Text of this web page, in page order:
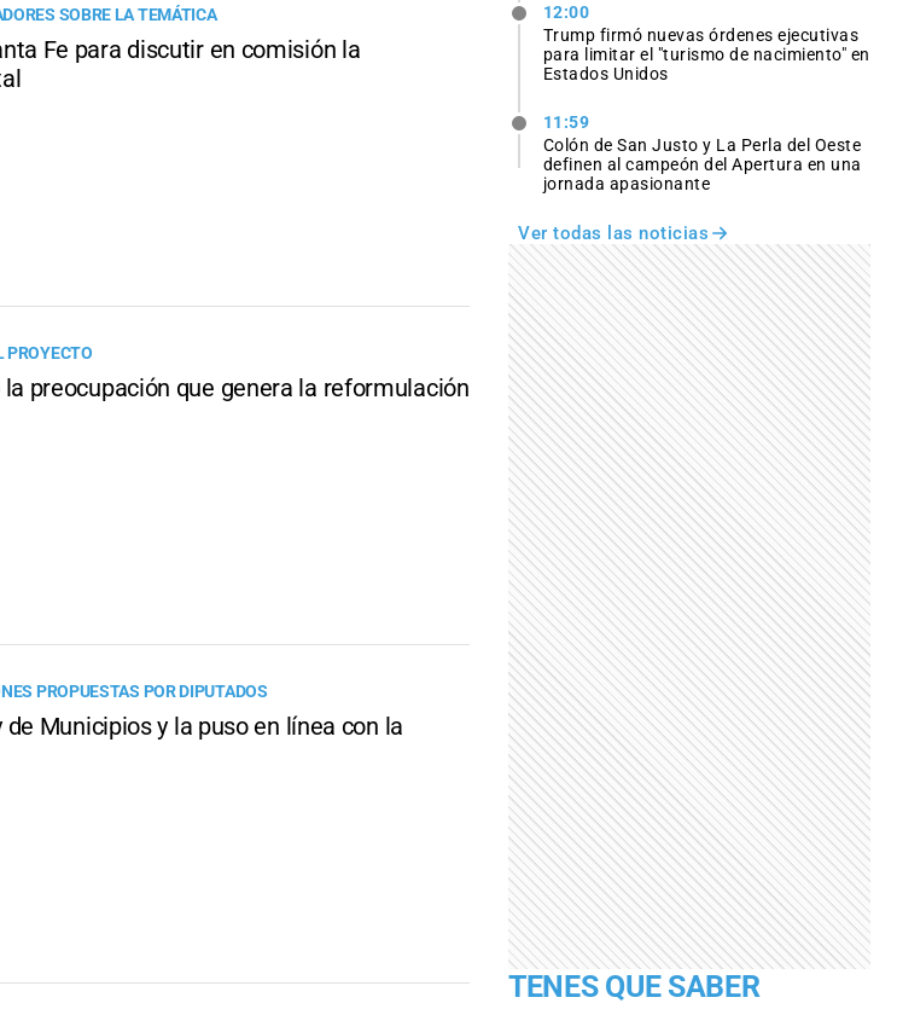
SOBRE LA TEMÁTICA
Fe para discutir en comisión la
PROYECTO
preocupación que genera la reformulación
PROPUESTAS POR DIPUTADOS
Municipios y la puso en línea con la
12:00
Trump firmó nuevas órdenes ejecutivas
para limitar el "turismo de nacimiento" en
Estados Unidos
11:59
Colón de San Justo y La Perla del Oeste
definen al campeón del Apertura en una
jornada apasionante
Ver todas las noticias
TENES QUE SABER